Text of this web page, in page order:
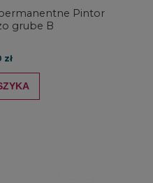
Pintor
grube B
zł